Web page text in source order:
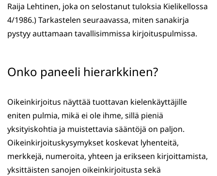
Raija Lehtinen, joka on selostanut tuloksia Kielikellossa
4/1986.) Tarkastelen seuraavassa, miten sanakirja
pystyy auttamaan tavallisimmissa kirjoituspulmissa.
Onko paneeli hierarkkinen?
Oikeinkirjoitus näyttää tuottavan kielenkäyttäjille
eniten pulmia, mikä ei ole ihme, sillä pieniä
yksityiskohtia ja muistettavia sääntöjä on paljon.
Oikeinkirjoituskysymykset koskevat lyhenteitä,
merkkejä, numeroita, yhteen ja erikseen kirjoittamista,
yksittäisten sanojen oikeinkirjoitusta sekä